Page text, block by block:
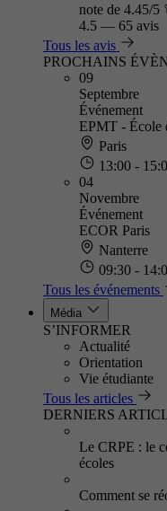
note de 4.45/5
4.5 — 65 avis
Tous les avis
PROCHAINS
09
Septembre
Événement
EPMT - École
Paris
13:00 -
04
Novembre
Événement
ECOR Paris
Nanterre
09:30 -
Tous les événements
Média
S’INFORMER
Actualité
Orientation
Vie étudiante
Tous les articles
DERNIERS
Le CRPE : le
écoles
Comment se